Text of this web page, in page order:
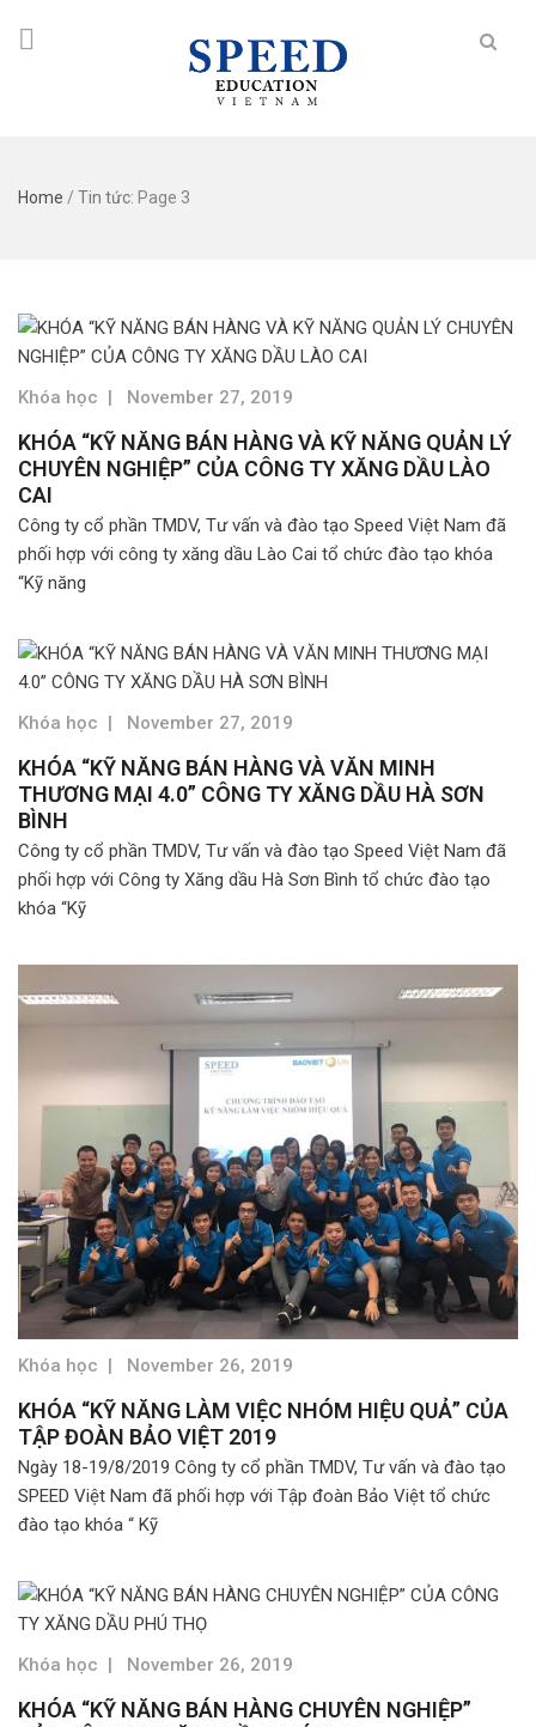
Home / Tin tức: Page 3
Khóa học | November 27, 2019
KHÓA “KỸ NĂNG BÁN HÀNG VÀ KỸ NĂNG QUẢN LÝ
CHUYÊN NGHIỆP” CỦA CÔNG TY XĂNG DẦU LÀO
CAI
Công ty cổ phần TMDV, Tư vấn và đào tạo Speed Việt Nam đã
phối hợp với công ty xăng dầu Lào Cai tổ chức đào tạo khóa
“Kỹ năng
Khóa học | November 27, 2019
KHÓA “KỸ NĂNG BÁN HÀNG VÀ VĂN MINH
THƯƠNG MẠI 4.0” CÔNG TY XĂNG DẦU HÀ SƠN
BÌNH
Công ty cổ phần TMDV, Tư vấn và đào tạo Speed Việt Nam đã
phối hợp với Công ty Xăng dầu Hà Sơn Bình tổ chức đào tạo
khóa “Kỹ
Khóa học November 26, 2019
KHÓA “KỸ NĂNG LÀM VIỆC NHÓM HIỆU QUẢ” CỦA
TẬP ĐOÀN BẢO VIỆT 2019
Ngày 18-19/8/2019 Công ty cổ phần TMDV, Tư vấn và đào tạo
SPEED Việt Nam đã phối hợp với Tập đoàn Bảo Việt tổ chức
đào tạo khóa “ Kỹ
Khóa học November 26, 2019
KHÓA “KỸ NĂNG BÁN HÀNG CHUYÊN NGHIỆP”